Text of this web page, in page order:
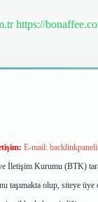
https://
E-mail:
İletişim Kurumu (BTK)
taşımakta olup, siteye